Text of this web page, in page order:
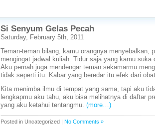
Si Senyum Gelas Pecah
Saturday, February 5th, 2011
Teman-teman bilang, kamu orangnya menyebalkan,
mengingat jadwal kuliah. Tidur saja yang kamu suka
Aku pernah juga mendengar teman sekamarmu
tidak seperti itu. Kabar yang beredar itu efek dari
Kita menimba ilmu di tempat yang sama, tapi aku
lengkapmu aku tahu, aku bisa melihatnya di daftar
yang aku ketahui tentangmu. (more…)
Posted in Uncategorized | No Comments »